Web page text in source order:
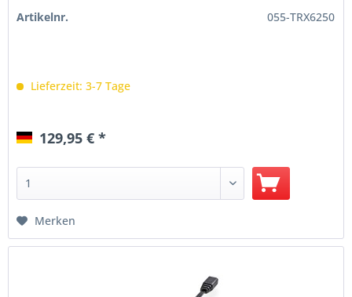
Artikelnr. 055-TRX6250
Lieferzeit: 3-7 Tage
129,95 € *
Merken